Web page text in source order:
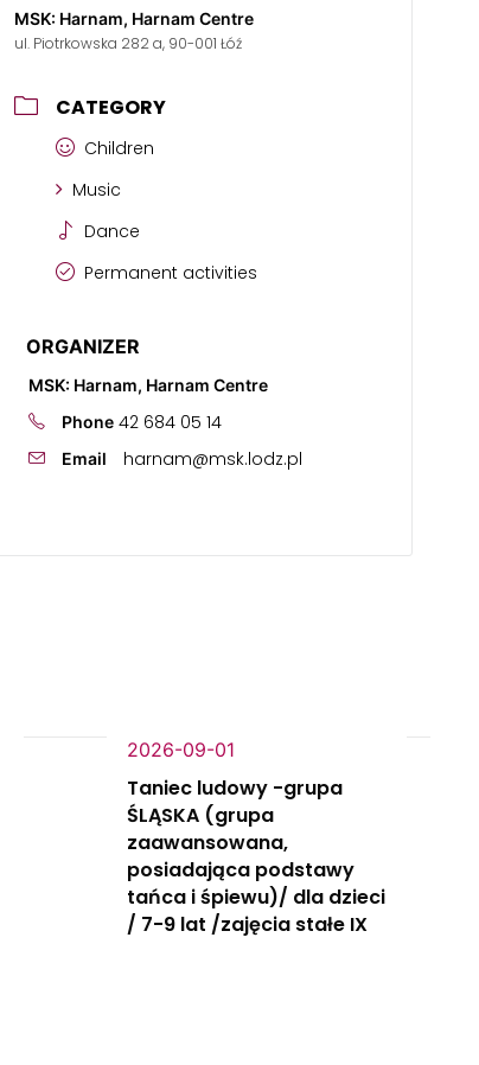
MSK: Harnam, Harnam Centre
ul. Piotrkowska 282 a, 90-001 Łóź
CATEGORY
Children
Music
Dance
Permanent activities
ORGANIZER
MSK: Harnam, Harnam Centre
Phone 42 684 05 14
Email harnam@msk.lodz.pl
2026-09-01
Taniec ludowy -grupa
ŚLĄSKA (grupa
zaawansowana,
posiadająca podstawy
tańca i śpiewu)/ dla dzieci
/ 7-9 lat /zajęcia stałe IX